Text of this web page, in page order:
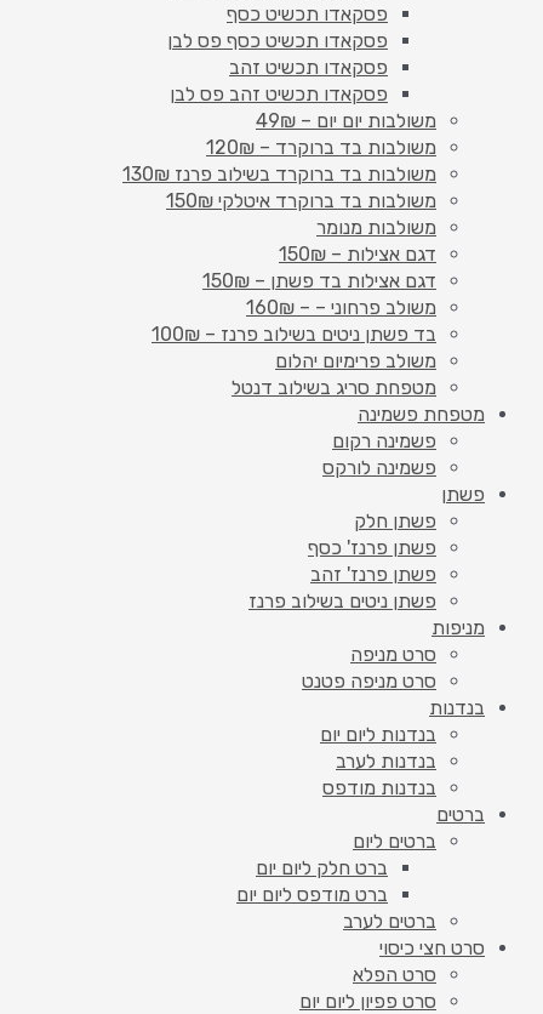
פסקאדו תכשיט כסף
פסקאדו תכשיט כסף פס לבן
פסקאדו תכשיט זהב
פסקאדו תכשיט זהב פס לבן
משולבות יום יום – 49₪
משולבות בד ברוקרד – 120₪
משולבות בד ברוקרד בשילוב פרנז 130₪
משולבות בד ברוקרד איטלקי 150₪
משולבות מנומר
דגם אצילות – 150₪
דגם אצילות בד פשתן – 150₪
משולב פרחוני – – 160₪
בד פשתן ניטים בשילוב פרנז – 100₪
משולב פרימיום יהלום
מטפחת סריג בשילוב דנטל
מטפחת פשמינה
פשמינה רקום
פשמינה לורקס
פשתן
פשתן חלק
פשתן פרנז' כסף
פשתן פרנז' זהב
פשתן ניטים בשילוב פרנז
מניפות
סרט מניפה
סרט מניפה פטנט
בנדנות
בנדנות ליום יום
בנדנות לערב
בנדנות מודפס
ברטים
ברטים ליום
ברט חלק ליום יום
ברט מודפס ליום יום
ברטים לערב
סרט חצי כיסוי
סרט הפלא
סרט פפיון ליום יום